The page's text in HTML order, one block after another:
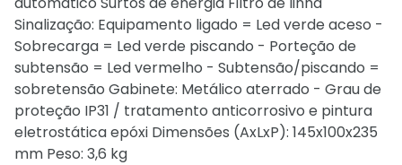
Sinalização: Equipamento ligado = Led verde aceso -
Sobrecarga = Led verde piscando - Porteção de
subtensão = Led vermelho - Subtensão/piscando =
sobretensão Gabinete: Metálico aterrado - Grau de
proteção IP31 / tratamento anticorrosivo e pintura
eletrostática epóxi Dimensões (AxLxP): 145x100x235
mm Peso: 3,6 kg